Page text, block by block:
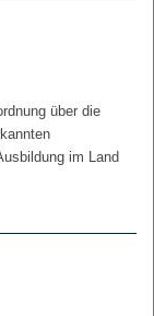
über die
im Land